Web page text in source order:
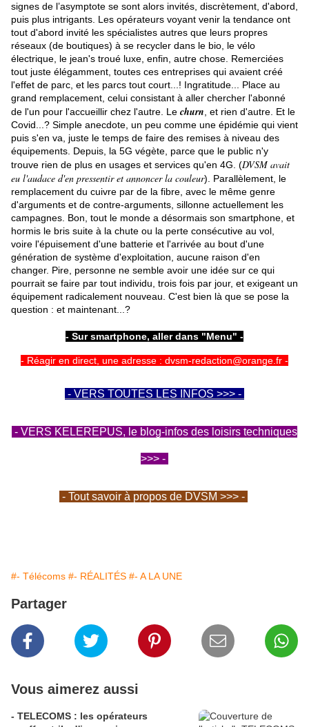
signes de l’asymptote se sont alors invités, discrètement, d'abord,
puis plus intrigants. Les opérateurs voyant venir la tendance ont
tout d'abord invité les spécialistes autres que leurs propres
réseaux (de boutiques) à se recycler dans le bio, le vélo
électrique, le jean's troué luxe, enfin, autre chose. Remerciées
tout juste élégamment, toutes ces entreprises qui avaient créé
l'effet de parc, et les parcs tout court...! Ingratitude... Place au
grand remplacement, celui consistant à aller chercher l'abonné
de l'un pour l'accueillir chez l'autre. Le churn , et rien d'autre. Et le
Covid...? Simple anecdote, un peu comme une épidémie qui vient
puis s'en va, juste le temps de faire des remises à niveau des
équipements. Depuis, la 5G végète, parce que le public n'y
trouve rien de plus en usages et services qu'en 4G. (DVSM avait
eu l'audace d'en pressentir et annoncer la couleur). Parallèlement, le
remplacement du cuivre par de la fibre, avec le même genre
d'arguments et de contre-arguments, sillonne actuellement les
campagnes. Bon, tout le monde a désormais son smartphone, et
hormis le bris suite à la chute ou la perte consécutive au vol,
voire l'épuisement d'une batterie et l'arrivée au bout d'une
génération de système d'exploitation, aucune raison d'en
changer. Pire, personne ne semble avoir une idée sur ce qui
pourrait se faire par tout individu, trois fois par jour, et exigeant un
équipement radicalement nouveau. C'est bien là que se pose la
question : et maintenant...?
- Sur smartphone, aller dans "Menu" -
- Réagir en direct, une adresse : dvsm-redaction@orange.fr -
- VERS TOUTES LES INFOS >>> -
- VERS KELEREPUS, le blog-infos des loisirs techniques
>>> -
- Tout savoir à propos de DVSM >>> -
#- Télécoms #- RÉALITÉS #- A LA UNE
Partager
Vous aimerez aussi
- TELECOMS : les opérateurs